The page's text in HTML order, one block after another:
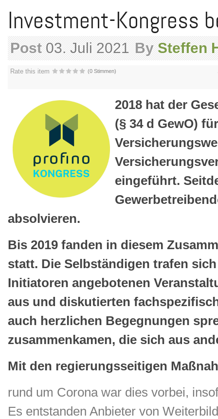
Investment-Kongress
Post03. Juli 2021By Steffen
Rate this item (0 Stimmen)
2018 hat der
(§ 34 d GewO)
eingeführt.
absolvieren.
Bis 2019 fanden in diesem
statt. Die Selbständigen trafen
Initiatoren angebotenen
aus und diskutierten
auch herzlichen Begegnungen
zusammenkamen, die sich aus
Mit den regierungsseitigen
rund um Corona war dies vorbei,
Es entstanden Anbieter von